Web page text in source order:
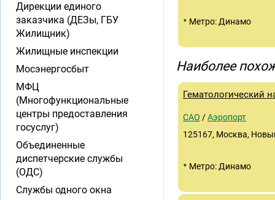
• Метро: Динамо
Наиболее
Гематологический
САО /Аэропорт
125167, Москва,
• Метро: Динамо
Дирекции единого
заказчика (ДЕЗы, ГБУ
Жилищник)
Жилищные инспекции
Мосэнергосбыт
МФЦ
(Многофункциональные
центры предоставления
госуслуг)
Объединенные
диспетчерские службы
(ОДС)
Службы одного окна